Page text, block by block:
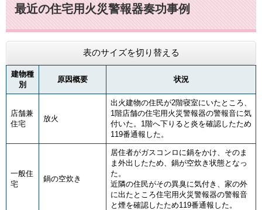
最近の住宅用火災警報器奏功事例
表のサイズを切り替える
建物種
別
原因概要 状況
店舗兼
住宅
放火
出火建物の住民が2階寝室にいたところ、
1階店舗の住宅用火災警報器の警報音に気
付いた。1階へ下りると炎を確認したため
119番通報した。
一般住
宅
鍋の空炊き
居住者がガスコンロに鍋をかけ、そのま
ま外出したため、鍋が空炊き状態となっ
た。
近隣の住民がその異臭に気付き、家の外
に出たところ住宅用火災警報器の警報音
と煙を確認したため119番通報した。